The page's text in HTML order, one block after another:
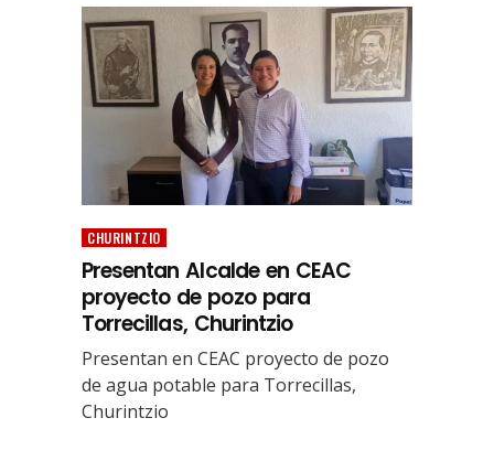
CHURINTZIO
Presentan Alcalde en CEAC
proyecto de pozo para
Torrecillas, Churintzio
Presentan en CEAC proyecto de pozo
de agua potable para Torrecillas,
Churintzio